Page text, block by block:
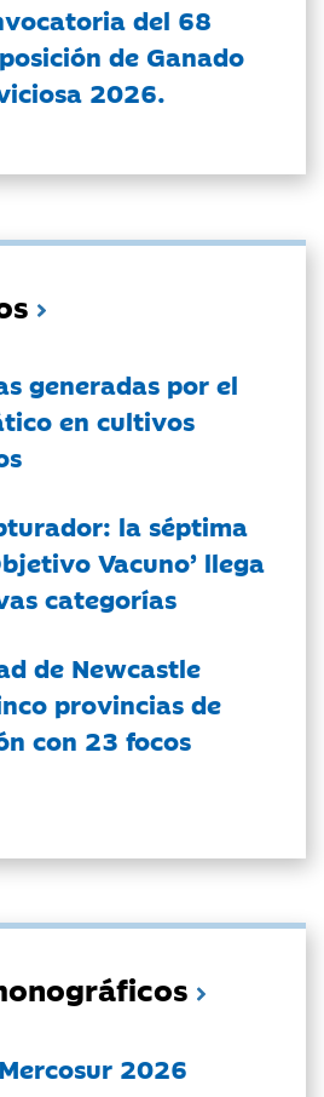
del 68
de Ganado
2026.
generadas por el
en cultivos
la séptima
Vacuno’ llega
categorías
de Newcastle
provincias de
con 23 focos
2026